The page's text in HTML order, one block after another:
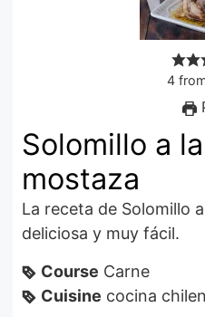
4
Solomillo a
mostaza
La receta de Solomillo
deliciosa y muy fácil.
Course Carne
Cuisine cocina